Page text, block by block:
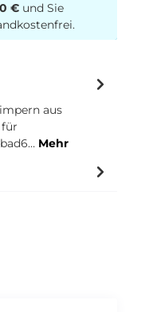
€ und Sie
aus
für
Mehr